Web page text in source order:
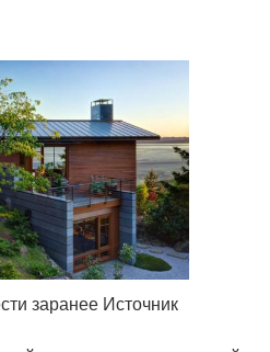
заранее Источник